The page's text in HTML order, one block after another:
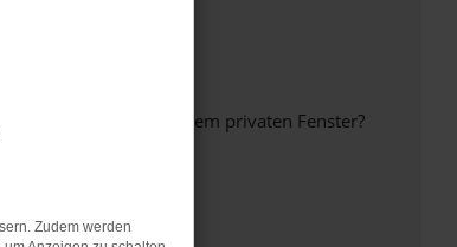
Browser oder in einem privaten Fenster?
werden.
Zudem werden